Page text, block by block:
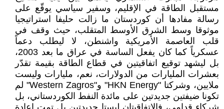
مستقبل الطاقة في الإقليم، وسفير سياسي يوقّع على
رسالة مفادها أن كوردستان ما زالت حليفا استراتيجيا
موثوقا وسط الشرق الأوسط المتقلب، حيث وقف في
قلب العاصمة الأمريكية واشنطن، لا ليطلب دعماً
عسكرياً كما كان يفعل الساسة في عراق ما بعد 2003،
بل ليشهد توقيع اتفاقيتين في قطاع الطاقة بقيمة تقدّر
بعشرات المليارات من الدولارات، نعم، مليارات وليست
ملايين، وشركتا "HKN Energy" و"Western Zagros" لم
تكونا ضيفتين جديدتين على مائدة النفط الكوردستاني، بل